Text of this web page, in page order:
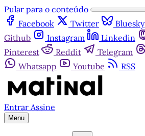
Pular para o conteúdo
Facebook
Twitter Bluesky
Github
Instagram Linkedin
Pinterest
Reddit Telegram
Whatsapp
Youtube RSS
Entrar Assine
Menu